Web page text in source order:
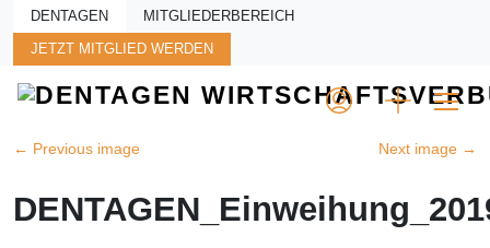
Skip to main content
DENTAGEN MITGLIEDERBEREICH
JETZT MITGLIED WERDEN
← Previous image Next image →